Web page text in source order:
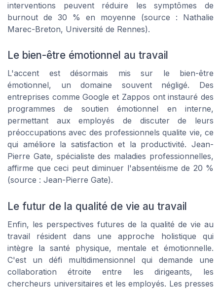
interventions peuvent réduire les symptômes de
burnout de 30 % en moyenne (source : Nathalie
Marec-Breton, Université de Rennes).
Le bien-être émotionnel au travail
L'accent est désormais mis sur le bien-être
émotionnel, un domaine souvent négligé. Des
entreprises comme Google et Zappos ont instauré des
programmes de soutien émotionnel en interne,
permettant aux employés de discuter de leurs
préoccupations avec des professionnels qualite vie, ce
qui améliore la satisfaction et la productivité. Jean-
Pierre Gate, spécialiste des maladies professionnelles,
affirme que ceci peut diminuer l'absentéisme de 20 %
(source : Jean-Pierre Gate).
Le futur de la qualité de vie au travail
Enfin, les perspectives futures de la qualité de vie au
travail résident dans une approche holistique qui
intègre la santé physique, mentale et émotionnelle.
C'est un défi multidimensionnel qui demande une
collaboration étroite entre les dirigeants, les
chercheurs universitaires et les employés. Les presses